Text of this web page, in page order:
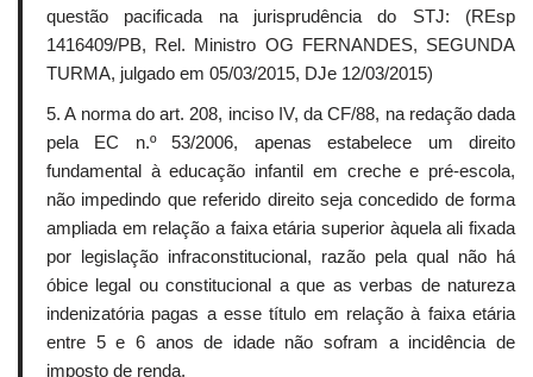
questão pacificada na jurisprudência do STJ: (REsp
1416409/PB, Rel. Ministro OG FERNANDES, SEGUNDA
TURMA, julgado em 05/03/2015, DJe 12/03/2015)
5. A norma do art. 208, inciso IV, da CF/88, na redação dada
pela EC n.º 53/2006, apenas estabelece um direito
fundamental à educação infantil em creche e pré-escola,
não impedindo que referido direito seja concedido de forma
ampliada em relação a faixa etária superior àquela ali fixada
por legislação infraconstitucional, razão pela qual não há
óbice legal ou constitucional a que as verbas de natureza
indenizatória pagas a esse título em relação à faixa etária
entre 5 e 6 anos de idade não sofram a incidência de
imposto de renda.